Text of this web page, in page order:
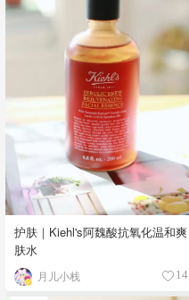
护肤｜Kiehl's阿魏酸抗氧化温和爽
肤水
月儿小栈 14